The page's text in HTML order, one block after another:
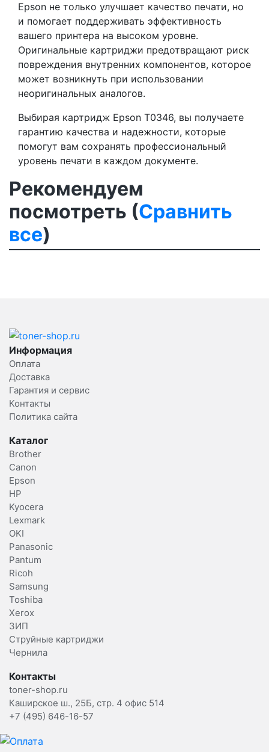
Epson не только улучшает качество печати, но
и помогает поддерживать эффективность
вашего принтера на высоком уровне.
Оригинальные картриджи предотвращают риск
повреждения внутренних компонентов, которое
может возникнуть при использовании
неоригинальных аналогов.
Выбирая картридж Epson T0346, вы получаете
гарантию качества и надежности, которые
помогут вам сохранять профессиональный
уровень печати в каждом документе.
Рекомендуем
посмотреть (Сравнить
все)
Информация
Оплата
Доставка
Гарантия и сервис
Контакты
Политика сайта
Каталог
Brother
Canon
Epson
HP
Kyocera
Lexmark
OKI
Panasonic
Pantum
Ricoh
Samsung
Toshiba
Xerox
ЗИП
Струйные картриджи
Чернила
Контакты
toner-shop.ru
Каширское ш., 25Б, стр. 4 офис 514
+7 (495) 646-16-57